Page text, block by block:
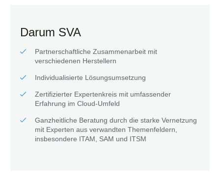
Darum SVA
Partnerschaftliche Zusammenarbeit mit
verschiedenen Herstellern
Individualisierte Lösungsumsetzung
Zertifizierter Expertenkreis mit umfassender
Erfahrung im Cloud-Umfeld
Ganzheitliche Beratung durch die starke Vernetzung
mit Experten aus verwandten Themenfeldern,
insbesondere ITAM, SAM und ITSM